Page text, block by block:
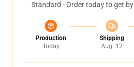
Standard - Order today to get by
Production
Today
Shipping
Aug. 12